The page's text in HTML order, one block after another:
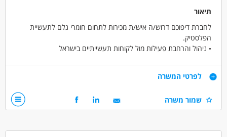
מכירות - מנהל/ת מכירות
מאפייני משרה
מעל 3 שנות ניסיון
עבודה עם רכב צמוד
משרה מלאה
המגזר הדתי
יוצאי יחידות קרביות
תיאור
לחברת דיפוכם דרוש/ה איש/ת מכירות לתחום חומרי גלם לתעשיית
הפלסטיק.
• ניהול והרחבת פעילות מול לקוחות תעשייתיים בישראל
• זיהוי הזדמנויות עסקיות והובלת צמיחה בשוק תחרותי ודינמי
דרישות
לפרטי המשרה
שמור משרה